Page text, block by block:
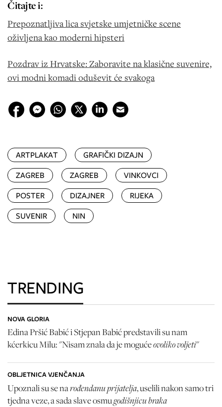
Čitajte i:
Prepoznatljiva lica svjetske umjetničke scene
oživljena kao moderni hipsteri
Pozdrav iz Hrvatske: Zaboravite na klasične suvenire,
ovi modni komadi oduševit će svakoga
ARTPLAKAT
GRAFIČKI DIZAJN
ZAGREB
ZAGREB
VINKOVCI
POSTER
DIZAJNER
RIJEKA
SUVENIR
NIN
TRENDING
NOVA GLORIA
Edina Pršić Babić i Stjepan Babić predstavili su nam
kćerkicu Milu: "Nisam znala da je mogućeovoliko voljeti"
OBLJETNICA VJENČANJA
Upoznali su se narođendanu prijatelja, uselili nakon samo tri
tjedna veze, a sada slave osmugodišnjicu braka